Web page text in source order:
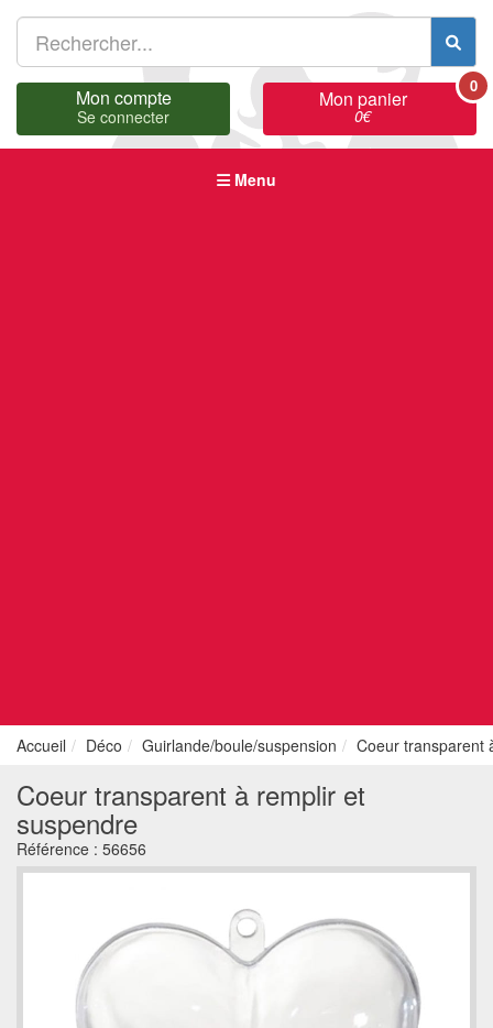
Mon compte
Se connecter
Mon panier
0€
0
Menu
Accueil Déco Guirlande/boule/suspension Coeur transparent
Coeur transparent à remplir et
suspendre
Référence : 56656